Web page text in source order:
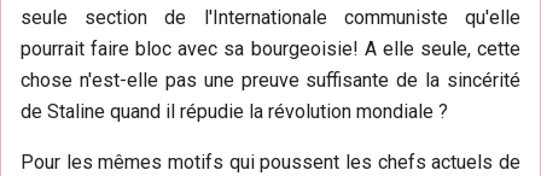
seule section de l'Internationale communiste qu'elle
pourrait faire bloc avec sa bourgeoisie! A elle seule, cette
chose n'est-elle pas une preuve suffisante de la sincérité
de Staline quand il répudie la révolution mondiale ?
Pour les mêmes motifs qui poussent les chefs actuels de